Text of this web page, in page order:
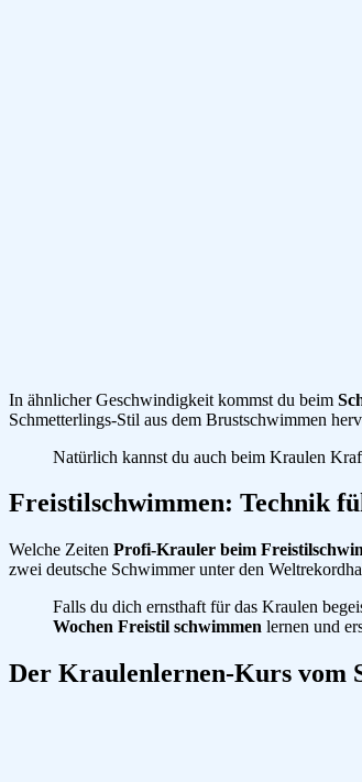
In ähnlicher Geschwindigkeit kommst du beim
Schmetterlings-Stil aus dem Brustschwimmen
Natürlich kannst du auch beim Kraulen
Freistilschwimmen: Technik
Welche Zeiten Profi-Krauler beim
zwei deutsche Schwimmer unter den
Falls du dich ernsthaft für das Kraulen
Wochen Freistil schwimmen lernen und
Der Kraulenlernen-Kurs vom